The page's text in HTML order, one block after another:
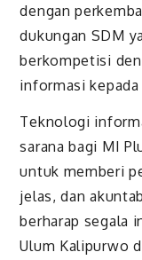
dengan
dukungan SDM
berkompetisi
informasi
Teknologi
sarana bagi MI
untuk memberi
jelas, dan
berharap segala
Ulum Kalipurwo